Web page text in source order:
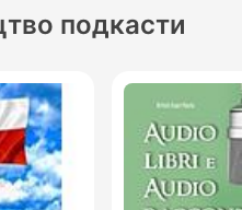
подкасти